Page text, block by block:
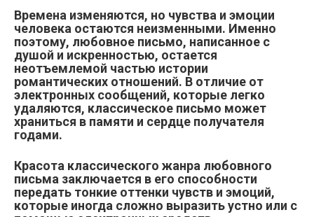
Времена изменяются, но чувства и эмоции
человека остаются неизменными. Именно
поэтому, любовное письмо, написанное с
душой и искренностью, остается
неотъемлемой частью истории
романтических отношений. В отличие от
электронных сообщений, которые легко
удаляются, классическое письмо может
храниться в памяти и сердце получателя
годами.
Красота классического жанра любовного
письма заключается в его способности
передать тонкие оттенки чувств и эмоций,
которые иногда сложно выразить устно или с